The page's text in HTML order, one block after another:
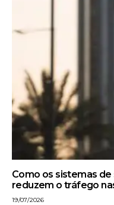
Como os sistemas
reduzem o tráfego
19/07/2026